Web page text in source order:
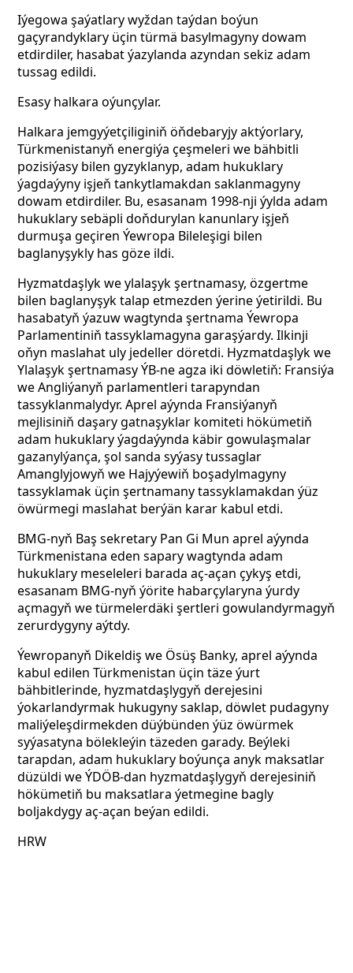
Iýegowa şaýatlary wyždan taýdan boýun
gaçyrandyklary üçin türmä basylmagyny dowam
etdirdiler, hasabat ýazylanda azyndan sekiz adam
tussag edildi.
Esasy halkara oýunçylar.
Halkara jemgyýetçiliginiň öňdebaryjy aktýorlary,
Türkmenistanyň energiýa çeşmeleri we bähbitli
pozisiýasy bilen gyzyklanyp, adam hukuklary
ýagdaýyny işjeň tankytlamakdan saklanmagyny
dowam etdirdiler. Bu, esasanam 1998-nji ýylda adam
hukuklary sebäpli doňdurylan kanunlary işjeň
durmuşa geçiren Ýewropa Bileleşigi bilen
baglanyşykly has göze ildi.
Hyzmatdaşlyk we ylalaşyk şertnamasy, özgertme
bilen baglanyşyk talap etmezden ýerine ýetirildi. Bu
hasabatyň ýazuw wagtynda şertnama Ýewropa
Parlamentiniň tassyklamagyna garaşýardy. Ilkinji
oňyn maslahat uly jedeller döretdi. Hyzmatdaşlyk we
Ylalaşyk şertnamasy ÝB-ne agza iki döwletiň: Fransiýa
we Angliýanyň parlamentleri tarapyndan
tassyklanmalydyr. Aprel aýynda Fransiýanyň
mejlisiniň daşary gatnaşyklar komiteti hökümetiň
adam hukuklary ýagdaýynda käbir gowulaşmalar
gazanylýança, şol sanda syýasy tussaglar
Amanglyjowyň we Hajyýewiň boşadylmagyny
tassyklamak üçin şertnamany tassyklamakdan ýüz
öwürmegi maslahat berýän karar kabul etdi.
BMG-nyň Baş sekretary Pan Gi Mun aprel aýynda
Türkmenistana eden sapary wagtynda adam
hukuklary meseleleri barada aç-açan çykyş etdi,
esasanam BMG-nyň ýörite habarçylaryna ýurdy
açmagyň we türmelerdäki şertleri gowulandyrmagyň
zerurdygyny aýtdy.
Ýewropanyň Dikeldiş we Ösüş Banky, aprel aýynda
kabul edilen Türkmenistan üçin täze ýurt
bähbitlerinde, hyzmatdaşlygyň derejesini
ýokarlandyrmak hukugyny saklap, döwlet pudagyny
maliýeleşdirmekden düýbünden ýüz öwürmek
syýasatyna bölekleýin täzeden garady. Beýleki
tarapdan, adam hukuklary boýunça anyk maksatlar
düzüldi we ÝDÖB-dan hyzmatdaşlygyň derejesiniň
hökümetiň bu maksatlara ýetmegine bagly
boljakdygy aç-açan beýan edildi.
HRW